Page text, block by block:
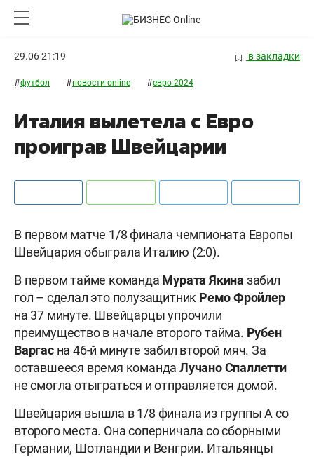
29.06 21:19 в закладки
#футбол #новости online #евро-2024
Италия вылетела с Евро
проиграв Швейцарии
В первом матче 1/8 финала чемпионата Европы
Швейцария обыграла Италию (2:0).
В первом тайме команда Мурата Якина забил
гол – сделал это полузащитник Ремо Фройлер
на 37 минуте. Швейцарцы упрочили
преимущество в начале второго тайма. Рубен
Варгасна 46-й минуте забил второй мяч. За
оставшееся время командаЛучано Спаллетти
не смогла отыграться и отправляется домой.
Швейцария вышла в 1/8 финала из группы А со
второго места. Она соперничала со сборными
Германии, Шотландии и Венгрии. Итальянцы